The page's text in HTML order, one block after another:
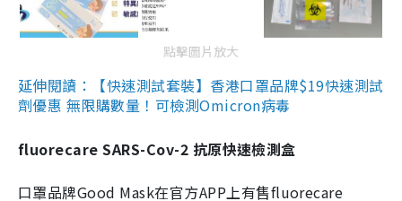
點擊圖片放大
延伸閱讀：【快速測試套裝】香港口罩品牌$19快速測試
劑優惠 無限購數量！可檢測Omicron病毒
fluorecare SARS-Cov-2 抗原快速檢測盒
口罩品牌Good Mask在官方APP上有售fluorecare